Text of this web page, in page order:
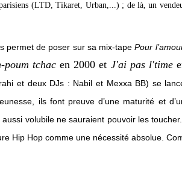
(LTD, Tikaret, Urban,...) ; de là, un
permet de poser sur sa mix-tape Pour
poum tchac en 2000 et J'ai pas l'time
et deux DJs : Nabil et Mexxa BB) se
ils font preuve d’une maturité et
volubile ne sauraient pouvoir les
Hip Hop comme une nécessité absolue.